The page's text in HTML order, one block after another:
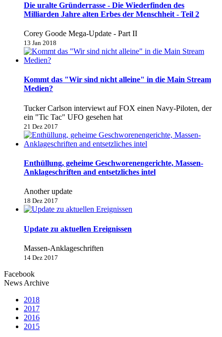
Die uralte Gründerrasse - Die Wiederfinden des
Milliarden Jahre alten Erbes der Menschheit - Teil 2
Corey Goode Mega-Update - Part II
13 Jan 2018
Kommt das "Wir sind nicht alleine" in die Main Stream
Medien?
Tucker Carlson interviewt auf FOX einen Navy-Piloten, der
ein "Tic Tac" UFO gesehen hat
21 Dez 2017
Enthüllung, geheime Geschworenengerichte, Massen-
Anklageschriften and entsetzliches intel
Another update
18 Dez 2017
Update zu aktuellen Ereignissen
Massen-Anklageschriften
14 Dez 2017
Facebook
News Archive
2018
2017
2016
2015